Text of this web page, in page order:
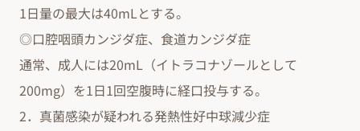
1日量の最大は40mLとする。
◎口腔咽頭カンジダ症、食道カンジダ症
通常、成人には20mL（イトラコナゾールとして
200mg）を1日1回空腹時に経口投与する。
2．真菌感染が疑われる発熱性好中球減少症